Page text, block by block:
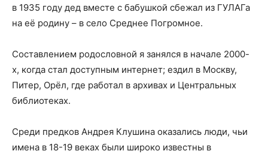
в 1935 году дед вместе с бабушкой сбежал из ГУЛАГа
на её родину – в село Среднее Погромное.
Составлением родословной я занялся в начале 2000-
х, когда стал доступным интернет; ездил в Москву,
Питер, Орёл, где работал в архивах и Центральных
библиотеках.
Среди предков Андрея Клушина оказались люди, чьи
имена в 18-19 веках были широко известны в